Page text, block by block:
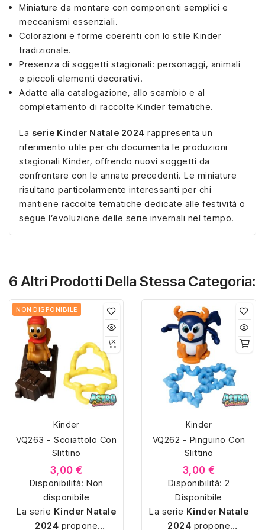
Miniature da montare con componenti semplici e
meccanismi essenziali.
Colorazioni e forme coerenti con lo stile Kinder
tradizionale.
Presenza di soggetti stagionali: personaggi, animali
e piccoli elementi decorativi.
Adatte alla catalogazione, allo scambio e al
completamento di raccolte Kinder tematiche.
La serie Kinder Natale 2024 rappresenta un
riferimento utile per chi documenta le produzioni
stagionali Kinder, offrendo nuovi soggetti da
confrontare con le annate precedenti. Le miniature
risultano particolarmente interessanti per chi
mantiene raccolte tematiche dedicate alle festività o
segue l’evoluzione delle serie invernali nel tempo.
6 Altri Prodotti Della Stessa Categoria:
NON DISPONIBILE
Kinder
VQ263 - Scoiattolo Con
Slittino
3,00 €
Disponibilità: Non
disponibile
La serie Kinder Natale
2024 propone
Kinder
VQ262 - Pinguino Con
Slittino
3,00 €
Disponibilità: 2
Disponibile
La serie Kinder Natale
2024 propone